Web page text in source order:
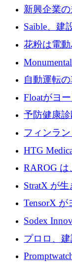
後、アムス
新興企業
した創業
Saible、建
対処するた
花粉は電
ー交換ネ
リーズ B
自動運転
が世界を
Floatがヨ
シリーズA
予防健康
が 7 億ド
フィンラ
認可
HTG
尿モニタリ
証を獲得
RAROG
助ビーコン
StratX が
ン対策に
TensorX
有者によ
Sodex
のインテ
ユーロを確
プロロ、
ンドを調達